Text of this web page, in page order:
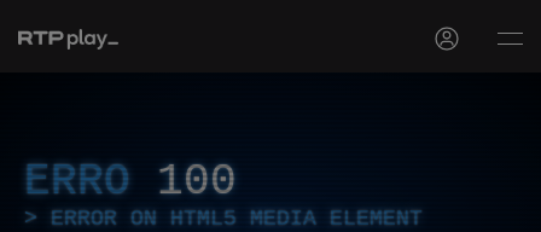
ERRO 100
ERROR ON HTML5 MEDIA ELEMENT